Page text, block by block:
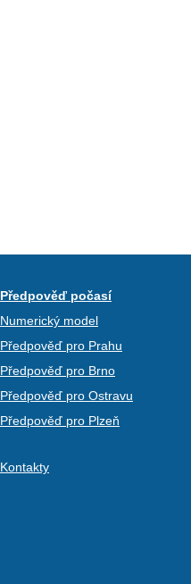
Předpověď počasí
Numerický model
Předpověď pro Prahu
Předpověď pro Brno
Předpověď pro Ostravu
Předpověď pro Plzeň
Kontakty